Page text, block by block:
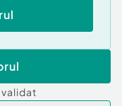
validat